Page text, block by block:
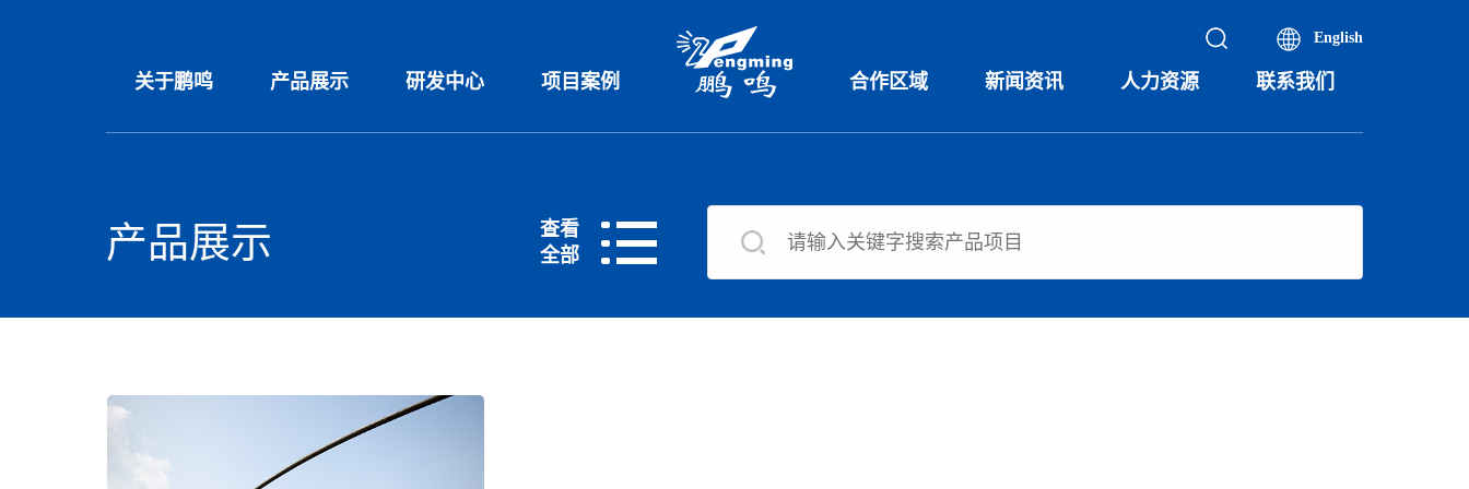
English
关于鹏鸣 产品展示 研发中心 项目案例 合作区域 新闻资讯 人力资源 联系我们
产品展示
查看
全部